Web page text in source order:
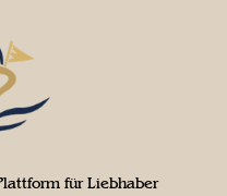
für Liebhaber